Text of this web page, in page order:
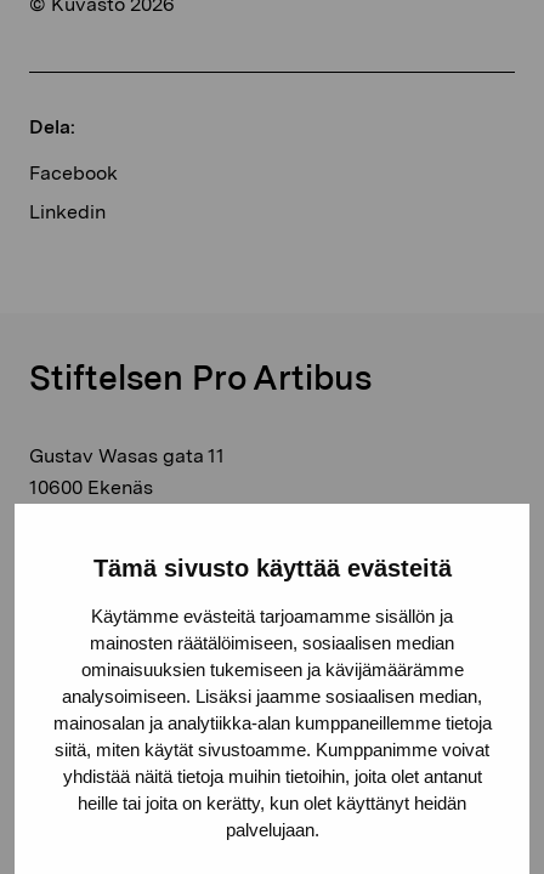
Tämä sivusto käyttää evästeitä
Käytämme evästeitä tarjoamamme sisällön ja
mainosten räätälöimiseen, sosiaalisen median
ominaisuuksien tukemiseen ja kävijämäärämme
analysoimiseen. Lisäksi jaamme sosiaalisen median,
mainosalan ja analytiikka-alan kumppaneillemme tietoja
siitä, miten käytät sivustoamme. Kumppanimme voivat
yhdistää näitä tietoja muihin tietoihin, joita olet antanut
heille tai joita on kerätty, kun olet käyttänyt heidän
palvelujaan.
Dela:
Facebook
Linkedin
Stiftelsen Pro Artibus
Gustav Wasas gata 11
10600 Ekenäs
Kontakta oss